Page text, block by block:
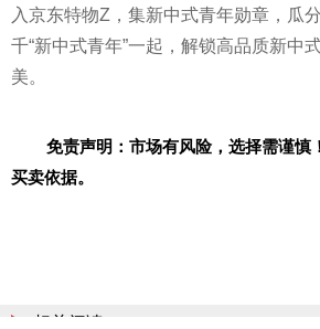
入京东特物Z，集新中式青年勋章，瓜
千“新中式青年”一起，解锁高品质新中
美。
免责声明：市场有风险，选择需谨慎
买卖依据。
相关阅读